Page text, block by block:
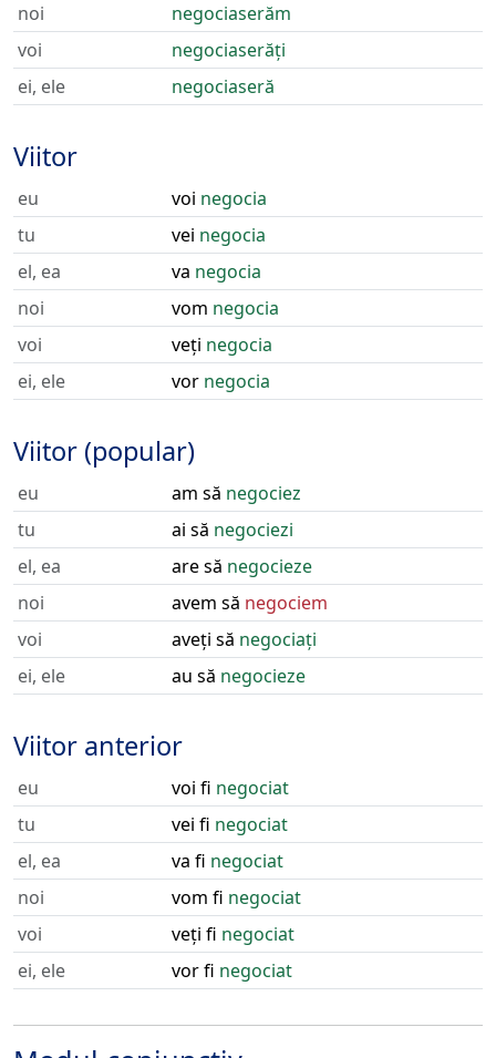
noi
negociaserăm
voi
negociaserăți
ei, ele
negociaseră
Viitor
eu voi negocia
tu
vei negocia
el, ea
va negocia
noi
vom negocia
voi
veți negocia
ei, ele
vor negocia
Viitor (popular)
eu am să negociez
tu
ai să negociezi
el, ea
are să negocieze
noi
avem să negociem
voi
aveți să negociați
ei, ele
au să negocieze
Viitor anterior
eu voi fi negociat
tu
vei fi negociat
el, ea
va fi negociat
noi
vom fi negociat
voi
veți fi negociat
ei, ele
vor fi negociat